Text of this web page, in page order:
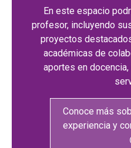
En este espacio
profesor, incluyendo
proyectos
académicas de
aportes en
Conoce más
experiencia y